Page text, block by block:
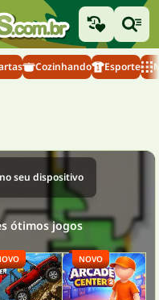
Cozinhando Esporte
seu dispositivo
ótimos jogos
NOVO